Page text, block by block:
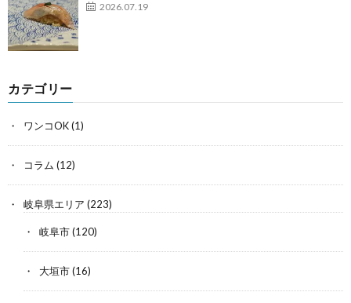
2026.07.19
カテゴリー
ワンコOK(1)
コラム (12)
岐阜県エリア (223)
岐阜市(120)
大垣市(16)